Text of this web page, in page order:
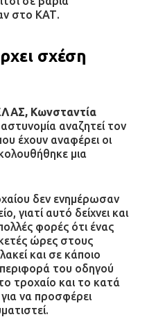
στο ΚΑΤ.
σχέση
Κωνσταντία
αναζητεί τον
έχουν αναφέρει οι
μια
δεν ενημέρωσαν
γιατί αυτό δείχνει και
φορές ότι ένας
ώρες στους
και σε κάποιο
του οδηγού
τροχαίο και το κατά
να προσφέρει